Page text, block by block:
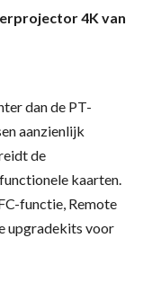
4K van
dan de PT-
aanzienlijk
de
kaarten.
functie, Remote
upgradekits voor